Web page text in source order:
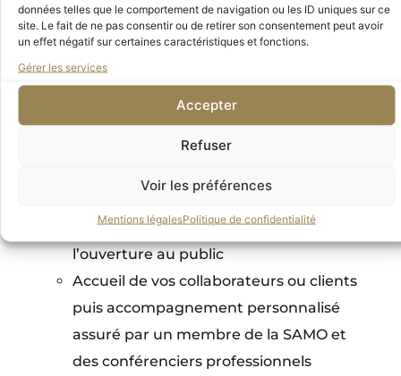
données telles que le comportement de navigation ou les ID uniques sur ce
site. Le fait de ne pas consentir ou de retirer son consentement peut avoir
un effet négatif sur certaines caractéristiques et fonctions.
Gérer les services
Accepter
Refuser
Voir les préférences
Mentions légalesPolitique de confidentialité
intimiste et ressourçant.
Votre accès privilégié aux musées
accès gratuit et prioritaire dans les
Accès au musée d’Orsay avant
l’ouverture au public
Accueil de vos collaborateurs ou clients
puis accompagnement personnalisé
assuré par un membre de la SAMO et
des conférenciers professionnels